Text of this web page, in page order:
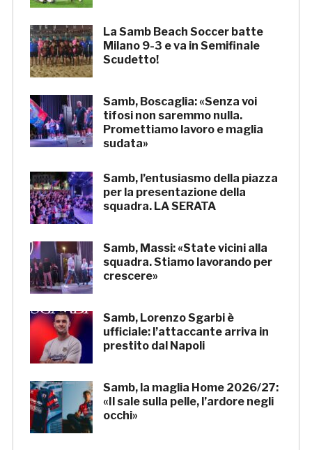
La Samb Beach Soccer batte
Milano 9-3 e va in Semifinale
Scudetto!
Samb, Boscaglia: «Senza voi
tifosi non saremmo nulla.
Promettiamo lavoro e maglia
sudata»
Samb, l’entusiasmo della piazza
per la presentazione della
squadra. LA SERATA
Samb, Massi: «State vicini alla
squadra. Stiamo lavorando per
crescere»
Samb, Lorenzo Sgarbi è
ufficiale: l’attaccante arriva in
prestito dal Napoli
Samb, la maglia Home 2026/27:
«Il sale sulla pelle, l’ardore negli
occhi»